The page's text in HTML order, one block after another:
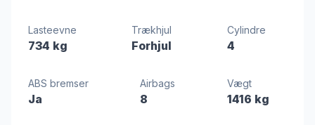
Lasteevne
734 kg
Trækhjul
Forhjul
Cylindre
4
ABS bremser
Ja
Airbags
8
Vægt
1416 kg